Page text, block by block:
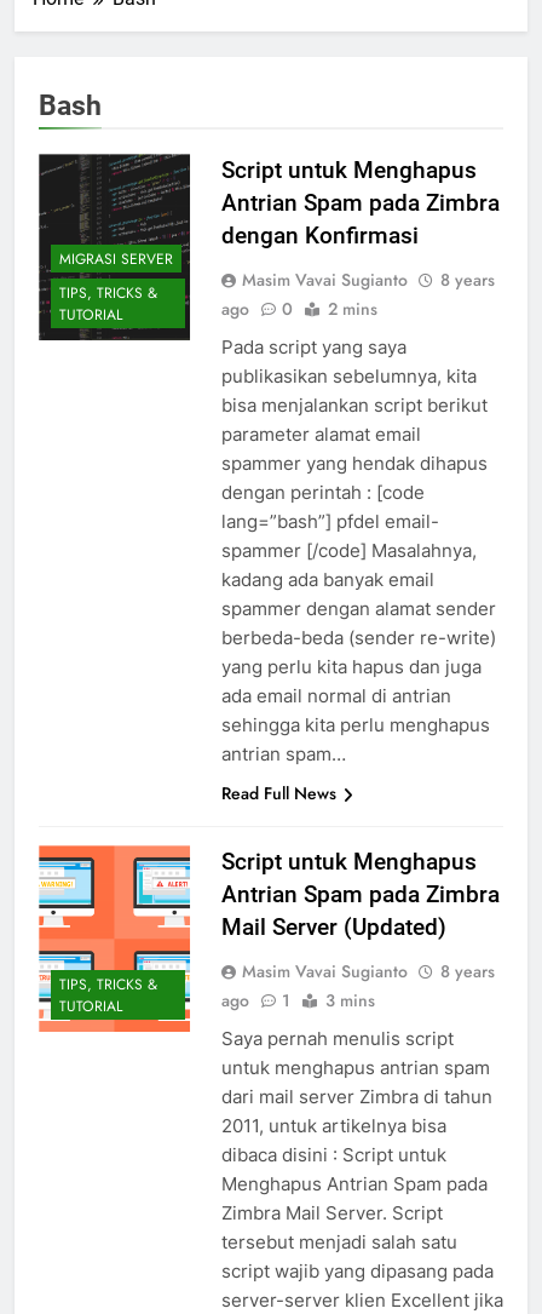
Bash
MIGRASI SERVER
TIPS, TRICKS &
TUTORIAL
Script untuk Menghapus
Antrian Spam pada Zimbra
dengan Konfirmasi
Masim Vavai Sugianto
8 years
ago
0 2 mins
Pada script yang saya
publikasikan sebelumnya, kita
bisa menjalankan script berikut
parameter alamat email
spammer yang hendak dihapus
dengan perintah : [code
lang=”bash”] pfdel email-
spammer [/code] Masalahnya,
kadang ada banyak email
spammer dengan alamat sender
berbeda-beda (sender re-write)
yang perlu kita hapus dan juga
ada email normal di antrian
sehingga kita perlu menghapus
antrian spam…
Read Full News
TIPS, TRICKS &
TUTORIAL
Script untuk Menghapus
Antrian Spam pada Zimbra
Mail Server (Updated)
Masim Vavai Sugianto
8 years
ago
1 3 mins
Saya pernah menulis script
untuk menghapus antrian spam
dari mail server Zimbra di tahun
2011, untuk artikelnya bisa
dibaca disini : Script untuk
Menghapus Antrian Spam pada
Zimbra Mail Server. Script
tersebut menjadi salah satu
script wajib yang dipasang pada
server-server klien Excellent jika